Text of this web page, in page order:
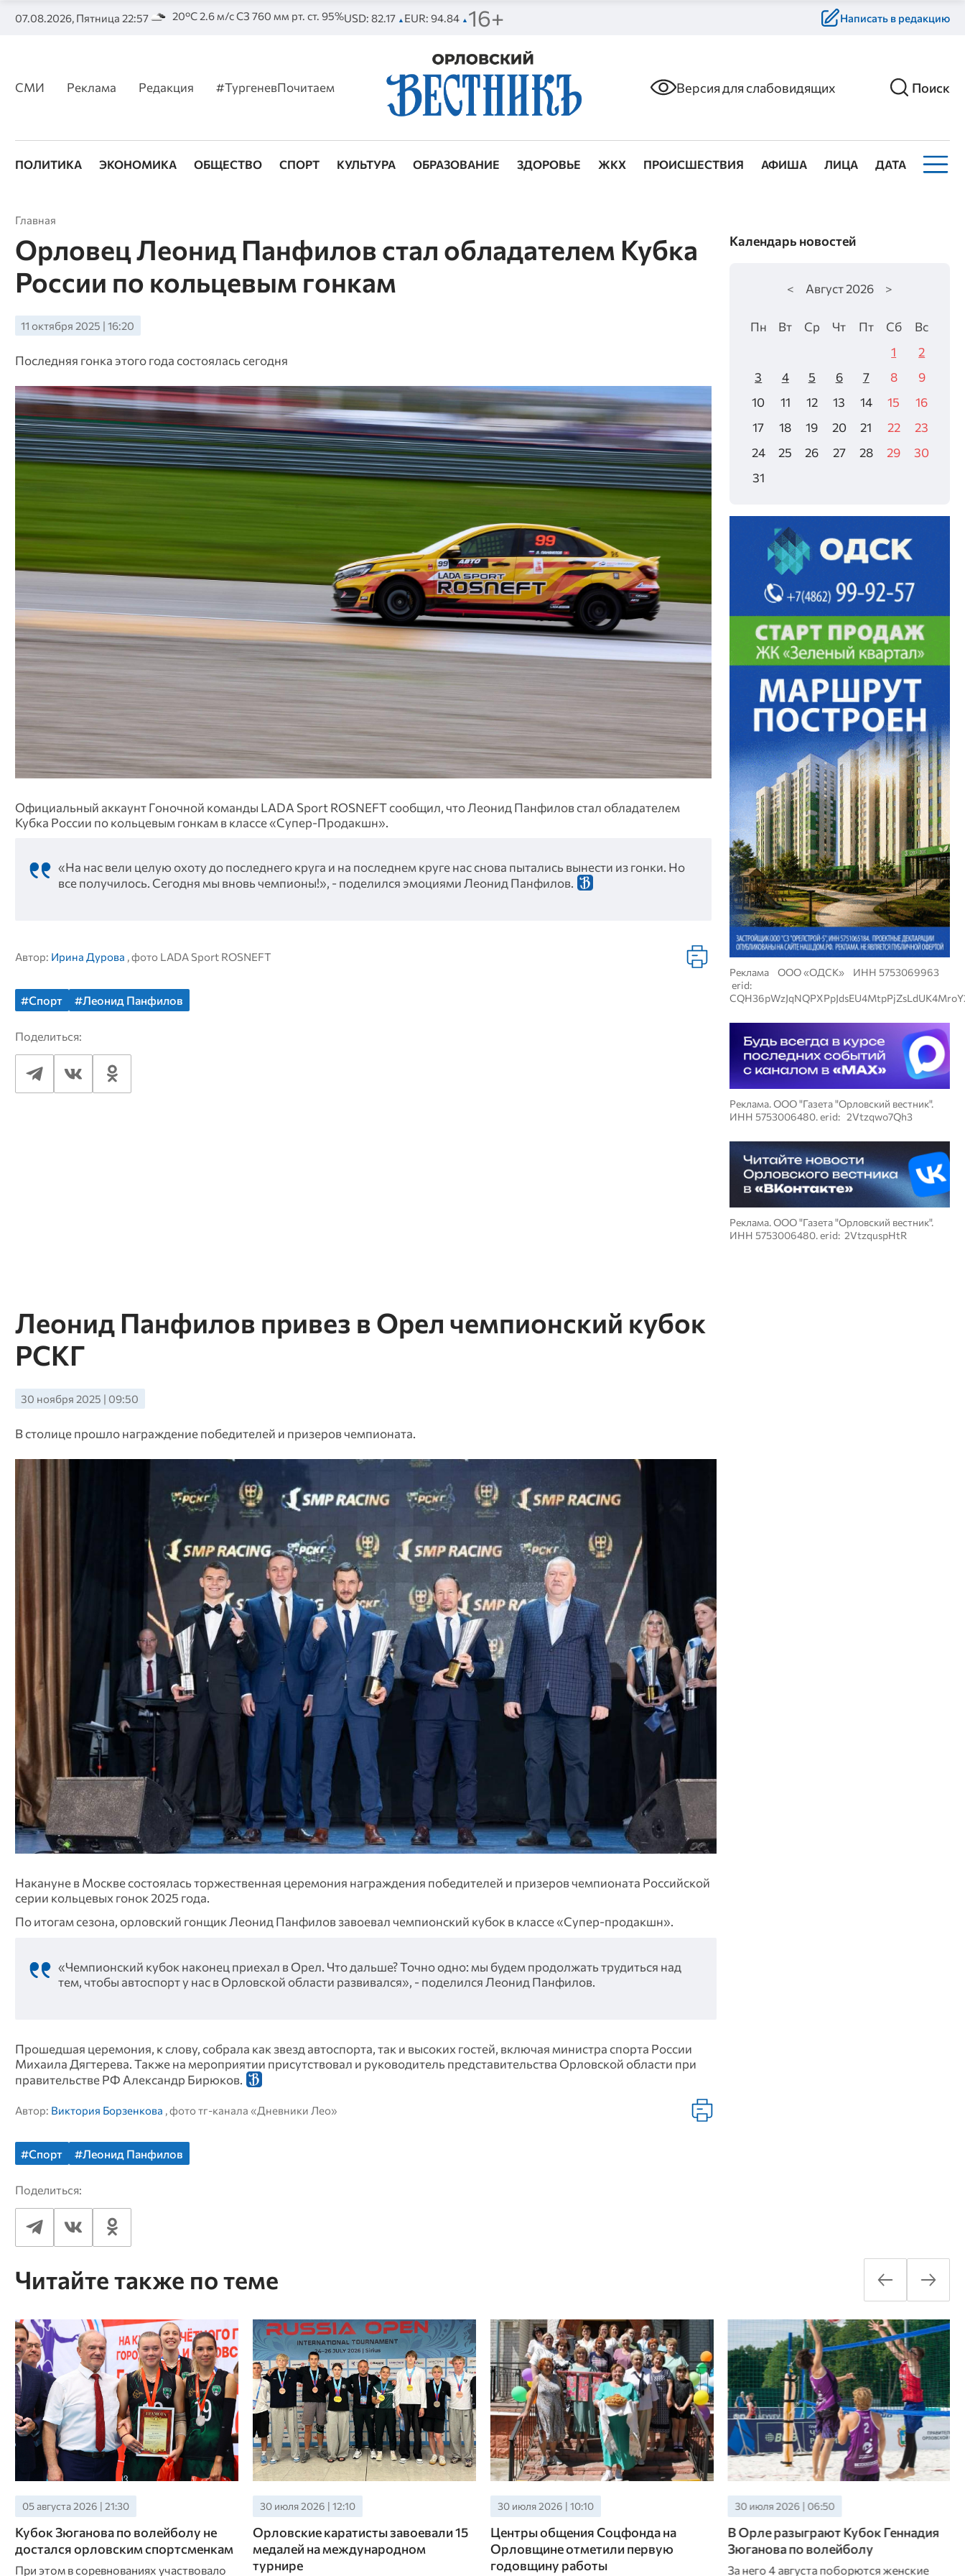
07.08.2026, Пятница 22:57 20°C 2.6 м/с СЗ 760 мм рт. ст. 95%USD: 82.17 ▲ EUR: 94.84 ▲ 16+ Написать в редакцию
СМИ Реклама Редакция #ТургеневПочитаем Версия для слабовидящих Поиск
ПОЛИТИКА ЭКОНОМИКА ОБЩЕСТВО СПОРТ КУЛЬТУРА ОБРАЗОВАНИЕ ЗДОРОВЬЕ ЖКХ ПРОИСШЕСТВИЯ АФИША ЛИЦА ДАТА
Главная
Орловец Леонид Панфилов стал обладателем Кубка
России по кольцевым гонкам
11 октября 2025 | 16:20
Последняя гонка этого года состоялась сегодня
Официальный аккаунт Гоночной команды LADA Sport ROSNEFT сообщил, что Леонид Панфилов стал обладателем
Кубка России по кольцевым гонкам в классе «Супер-Продакшн».
«На нас вели целую охоту до последнего круга и на последнем круге нас снова пытались вынести из гонки. Но
все получилось. Сегодня мы вновь чемпионы!», - поделился эмоциями Леонид Панфилов.
Автор: Ирина Дурова , фото LADA Sport ROSNEFT
#Спорт #Леонид Панфилов
Поделиться:
Календарь новостей
< Август2026 >
Пн Вт Ср Чт Пт Сб
Вс
1
2
3
4 5 6 7 8
9
10
11 12 13 14 15
16
17
18 19 20 21 22
23
24
25 26 27 28 29
30
31
Реклама ООО «ОДСК» ИНН 5753069963
erid:
Реклама. ООО "Газета "Орловский вестник".
ИНН 5753006480. erid: 2Vtzqwo7Qh3
Реклама. ООО "Газета "Орловский вестник".
ИНН 5753006480. erid: 2VtzquspHtR
Леонид Панфилов привез в Орел чемпионский кубок
РСКГ
30 ноября 2025 | 09:50
В столице прошло награждение победителей и призеров чемпионата.
Накануне в Москве состоялась торжественная церемония награждения победителей и призеров чемпионата Российской
серии кольцевых гонок 2025 года.
По итогам сезона, орловский гонщик Леонид Панфилов завоевал чемпионский кубок в классе «Супер-продакшн».
«Чемпионский кубок наконец приехал в Орел. Что дальше? Точно одно: мы будем продолжать трудиться над
тем, чтобы автоспорт у нас в Орловской области развивался», - поделился Леонид Панфилов.
Прошедшая церемония, к слову, собрала как звезд автоспорта, так и высоких гостей, включая министра спорта России
Михаила Дягтерева. Также на мероприятии присутствовал и руководитель представительства Орловской области при
правительстве РФ Александр Бирюков.
Автор: Виктория Борзенкова , фото тг-канала «Дневники Лео»
#Спорт #Леонид Панфилов
Поделиться:
Читайте также по теме
05 августа 2026 | 21:30
Кубок Зюганова по волейболу не
достался орловским спортсменкам
При этом в соревнованиях участвовало
30 июля 2026 | 12:10
Орловские каратисты завоевали 15
медалей на международном
турнире
30 июля 2026 | 10:10
Центры общения Соцфонда на
Орловщине отметили первую
годовщину работы
30 июля 2026 | 06:50
В Орле разыграют Кубок Геннадия
Зюганова по волейболу
За него 4 августа поборются женские